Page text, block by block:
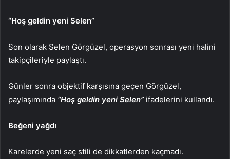
“Hoş geldin yeni Selen”
Son olarak Selen Görgüzel, operasyon sonrası yeni halini
takipçileriyle paylaştı.
Günler sonra objektif karşısına geçen Görgüzel,
paylaşımında “Hoş geldin yeni Selen”ifadelerini kullandı.
Beğeni yağdı
Karelerde yeni saç stili de dikkatlerden kaçmadı.